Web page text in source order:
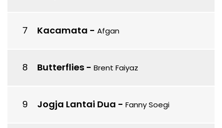
Kacamata - Afgan
Butterflies - Brent Faiyaz
Jogja Lantai Dua - Fanny Soegi